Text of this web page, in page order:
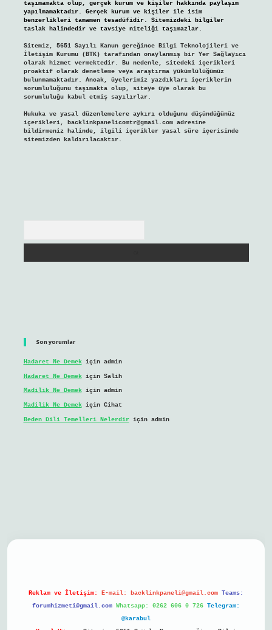
taşımamakta olup, gerçek kurum ve kişiler hakkında paylaşım
yapılmamaktadır. Gerçek kurum ve kişiler ile isim
benzerlikleri tamamen tesadüfidir. Sitemizdeki bilgiler
taslak halindedir ve tavsiye niteliği taşımazlar.
Sitemiz, 5651 Sayılı Kanun gereğince Bilgi Teknolojileri ve
İletişim Kurumu (BTK) tarafından onaylanmış bir Yer Sağlayıcı
olarak hizmet vermektedir. Bu nedenle, sitedeki içerikleri
proaktif olarak denetleme veya araştırma yükümlülüğümüz
bulunmamaktadır. Ancak, üyelerimiz yazdıkları içeriklerin
sorumluluğunu taşımakta olup, siteye üye olarak bu
sorumluluğu kabul etmiş sayılırlar.
Hukuka ve yasal düzenlemelere aykırı olduğunu düşündüğünüz
içerikleri, backlinkpanelicomtr@gmail.comadresine
bildirmeniz halinde, ilgili içerikler yasal süre içerisinde
sitemizden kaldırılacaktır.
Son yorumlar
Hadaret Ne Demekiçin admin
Hadaret Ne Demekiçin Salih
Madilik Ne Demekiçin admin
Madilik Ne Demekiçin Cihat
Beden Dili Temelleri Nelerdiriçin admin
Reklam ve İletişim: E-mail: backlinkpaneli@gmail.com Teams:
forumhizmeti@gmail.com Whatsapp: 0262 606 0 726 Telegram:
@karabul